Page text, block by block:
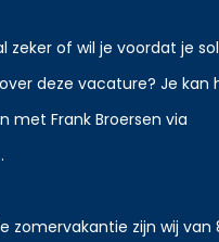
zeker of wil je voordat je
deze vacature? Je kan
Frank Broersen via
.
zomervakantie zijn wij van